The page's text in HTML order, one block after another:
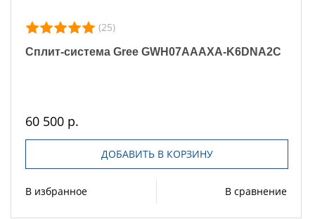
(25)
Сплит-система Gree GWH07AAAXA-K6DNA2C
60 500 р.
ДОБАВИТЬ В КОРЗИНУ
В избранное В сравнение